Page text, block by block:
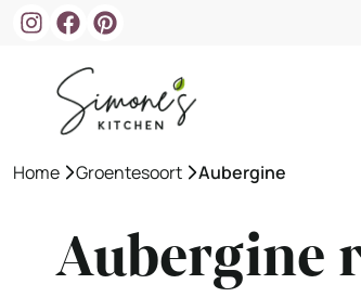
Home »Groentesoort »Aubergine
Aubergine